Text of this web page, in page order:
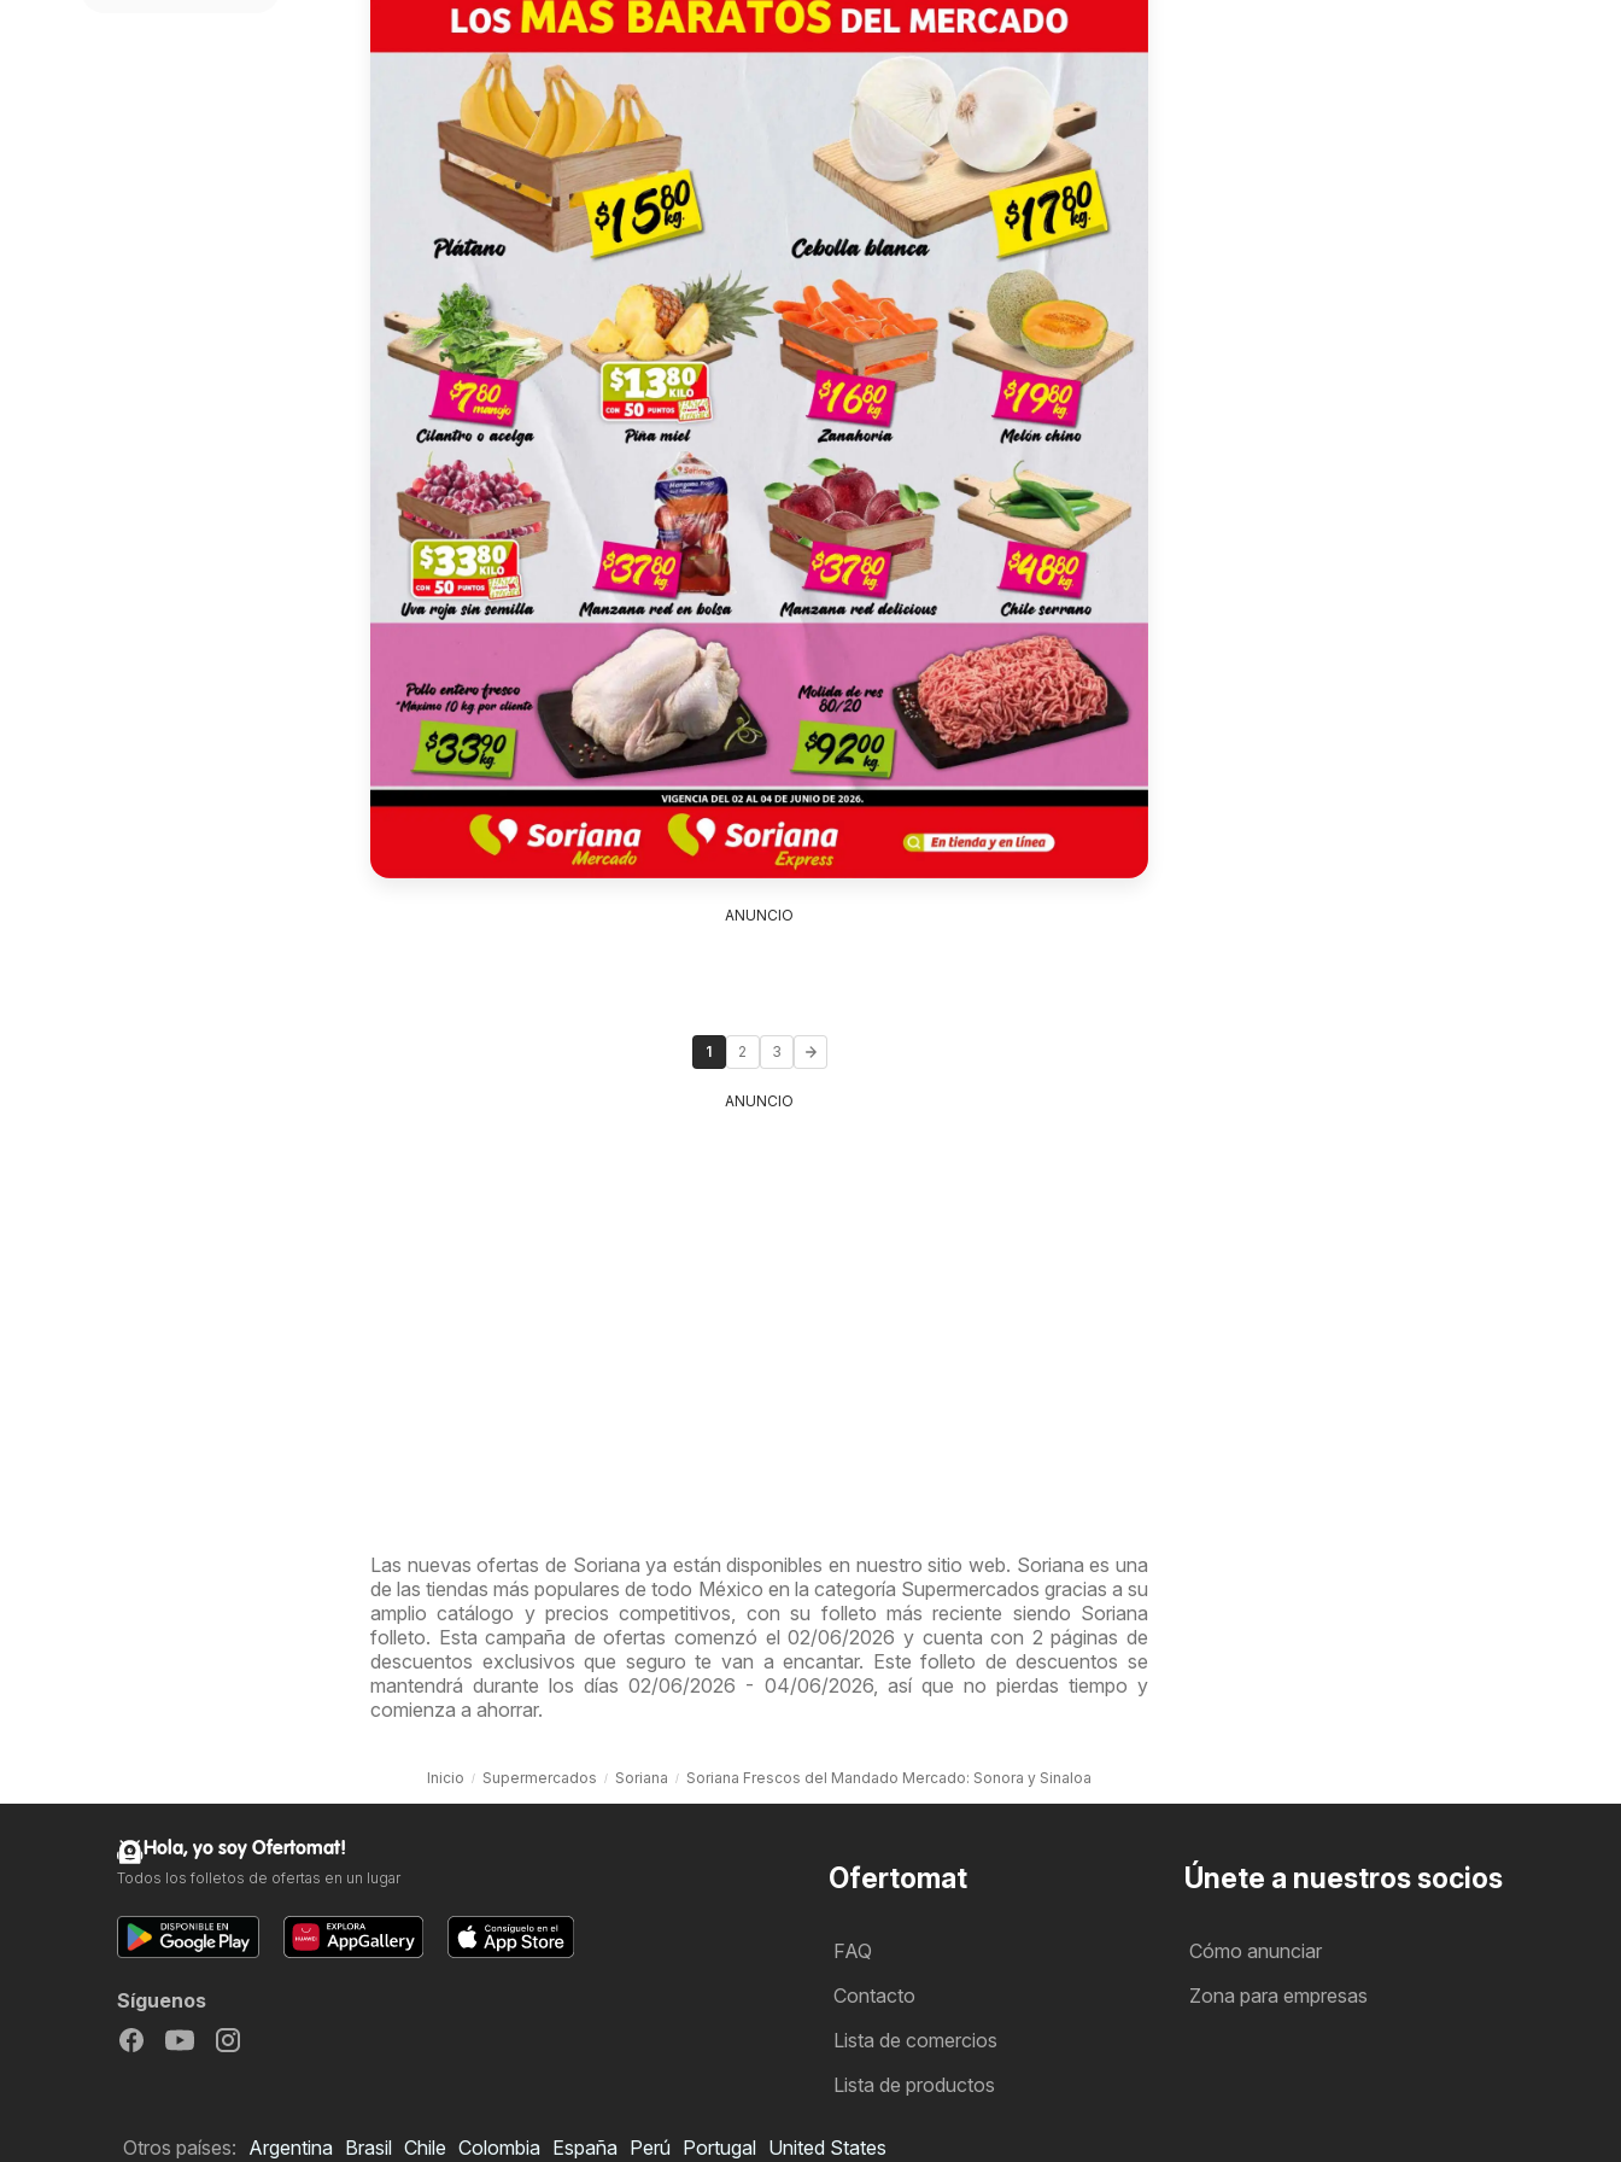
ANUNCIO
1 2 3
ANUNCIO
Las nuevas ofertas de Soriana ya están disponibles en nuestro sitio web. Soriana es una
de las tiendas más populares de todo México en la categoría Supermercados gracias a su
amplio catálogo y precios competitivos, con su folleto más reciente siendo Soriana
folleto. Esta campaña de ofertas comenzó el 02/06/2026 y cuenta con 2 páginas de
descuentos exclusivos que seguro te van a encantar. Este folleto de descuentos se
mantendrá durante los días 02/06/2026 - 04/06/2026, así que no pierdas tiempo y
comienza a ahorrar.
Inicio Supermercados Soriana Soriana Frescos del Mandado Mercado: Sonora y Sinaloa
Ofertomat
FAQ
Contacto
Lista de comercios
Lista de productos
Únete a nuestros socios
Cómo anunciar
Zona para empresas
Hola, yo soy Ofertomat!
Todos los folletos de ofertas en un lugar
Síguenos
Otros países: Argentina Brasil Chile Colombia España Perú Portugal United States